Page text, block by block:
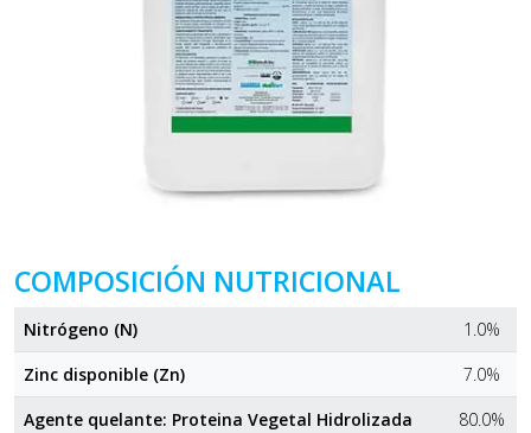
COMPOSICIÓN NUTRICIONAL
Nitrógeno (N)
1.0%
Zinc disponible (Zn)
7.0%
Agente quelante: Proteina Vegetal Hidrolizada
80.0%